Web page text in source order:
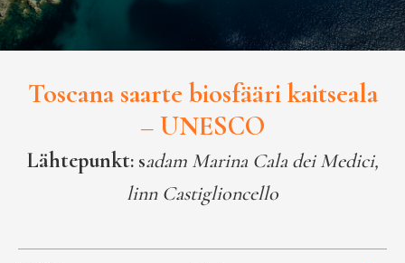
Toscana saarte biosfääri kaitseala
– UNESCO
Lähtepunkt:sadam Marina Cala dei Medici,
linn Castiglioncello